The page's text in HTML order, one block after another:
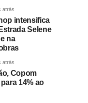
atrás
intensifica
Selene
na
atrás
Copom
14% ao